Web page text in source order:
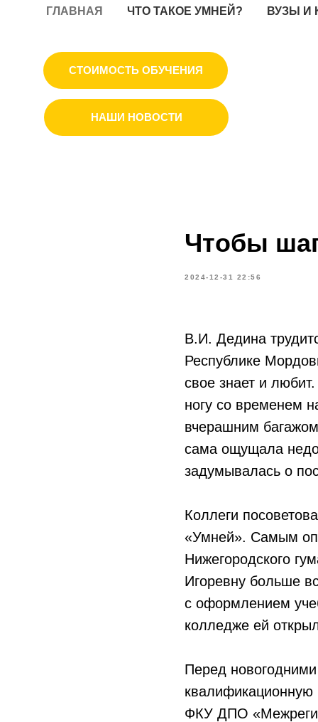
ГЛАВНАЯ ЧТО ТАКОЕ УМНЕЙ? ВУЗЫ И
СТОИМОСТЬ ОБУЧЕНИЯ
НАШИ НОВОСТИ
Чтобы
2024-12-31 22:56
В.И. Дедина
Республике
свое знает и
ногу со временем
вчерашним
сама ощущала
задумывалась о
Коллеги
«Умней». Самым
Нижегородского
Игоревну больше
с оформлением
колледже ей
Перед
квалификационную
ФКУ ДПО